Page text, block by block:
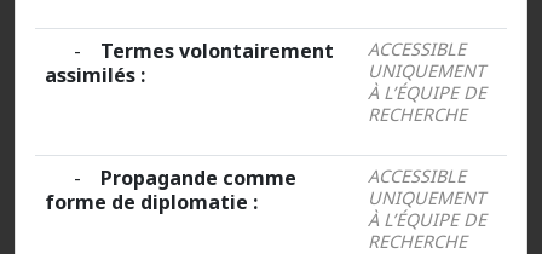
- Termes volontairement
assimilés :
ACCESSIBLE
UNIQUEMENT
À L’ÉQUIPE DE
RECHERCHE
- Propagande comme
forme de diplomatie :
ACCESSIBLE
UNIQUEMENT
À L’ÉQUIPE DE
RECHERCHE